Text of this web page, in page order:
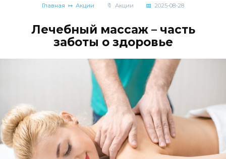
Главная Акции Акции 2025-08-28
Лечебный массаж – часть
заботы о здоровье